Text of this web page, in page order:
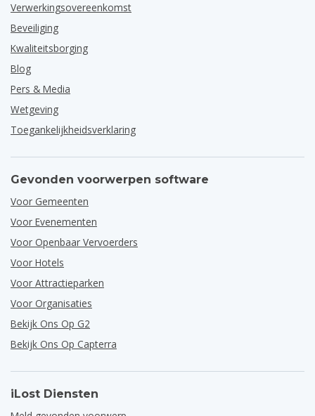
Verwerkingsovereenkomst
Beveiliging
Kwaliteitsborging
Blog
Pers & Media
Wetgeving
Toegankelijkheidsverklaring
Gevonden voorwerpen software
Voor Gemeenten
Voor Evenementen
Voor Openbaar Vervoerders
Voor Hotels
Voor Attractieparken
Voor Organisaties
Bekijk Ons Op G2
Bekijk Ons Op Capterra
iLost Diensten